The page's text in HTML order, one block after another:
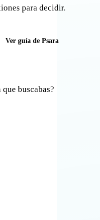
para decidir.
Ver guía de Psara
buscabas?